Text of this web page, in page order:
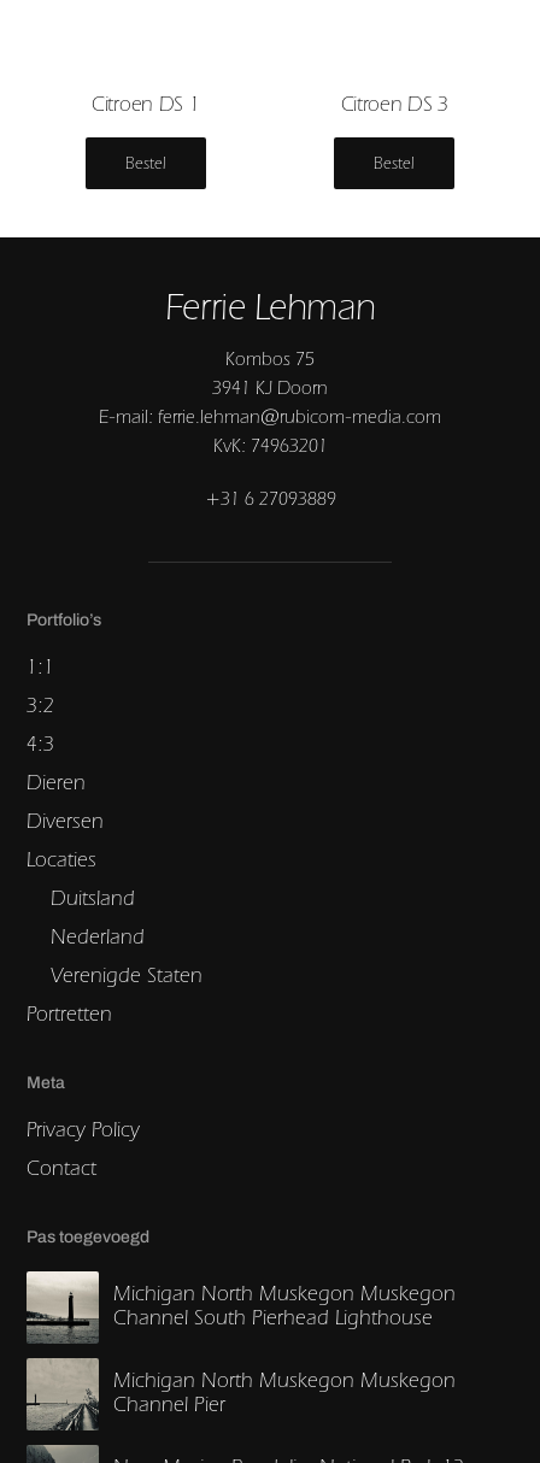
Citroen DS 1
Bestel
Citroen DS 3
Bestel
Ferrie Lehman
Kombos 75
3941 KJ Doorn
E-mail: ferrie.lehman@rubicom-media.com
KvK: 74963201
+31 6 27093889
Portfolio’s
1:1
3:2
4:3
Dieren
Diversen
Locaties
Duitsland
Nederland
Verenigde Staten
Portretten
Meta
Privacy Policy
Contact
Pas toegevoegd
Michigan North Muskegon Muskegon
Channel South Pierhead Lighthouse
Michigan North Muskegon Muskegon
Channel Pier